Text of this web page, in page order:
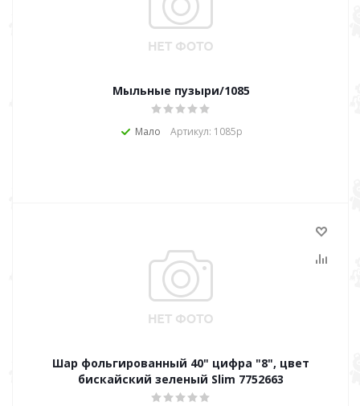
Мыльные пузыри/1085
Мало Артикул: 1085р
Шар фольгированный 40" цифра "8", цвет
бискайский зеленый Slim 7752663